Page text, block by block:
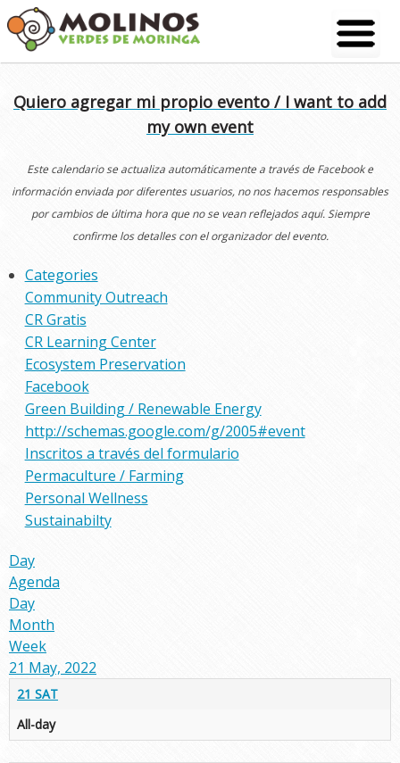
Skip
to
content
Quiero agregar mi propio evento / I want to add
my own event
Este calendario se actualiza automáticamente a través de Facebook e
información enviada por diferentes usuarios, no nos hacemos responsables
por cambios de última hora que no se vean reflejados aquí. Siempre
confirme los detalles con el organizador del evento.
Categories
Community Outreach
CR Gratis
CR Learning Center
Ecosystem Preservation
Facebook
Green Building / Renewable Energy
http://schemas.google.com/g/2005#event
Inscritos a través del formulario
Permaculture / Farming
Personal Wellness
Sustainabilty
Day
Agenda
Day
Month
Week
21 May, 2022
21 SAT
All-day